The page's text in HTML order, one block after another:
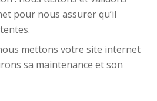
pour nous assurer qu’il
mettons votre site internet
sa maintenance et son